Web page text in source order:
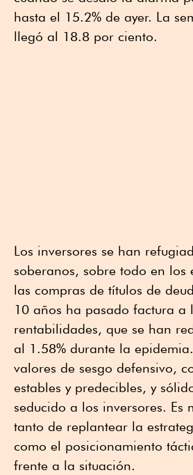
hasta el 15.2% de ayer. La
llegó al 18.8 por ciento.
Los inversores se han
soberanos, sobre todo en los
las compras de títulos de
10 años ha pasado factura a
rentabilidades, que se han
al 1.58% durante la
valores de sesgo defensivo,
estables y predecibles, y
seducido a los inversores. Es
tanto de replantear la
como el posicionamiento
frente a la situación.